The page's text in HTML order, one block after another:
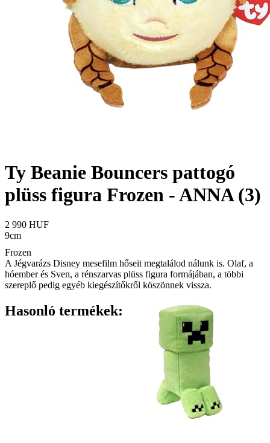
Ty Beanie Bouncers pattogó
plüss figura Frozen - ANNA (3)
2 990 HUF
9cm
Frozen
A Jégvarázs Disney mesefilm hőseit megtalálod nálunk is. Olaf, a
hóember és Sven, a rénszarvas plüss figura formájában, a többi
szereplő pedig egyéb kiegészítőkről köszönnek vissza.
Hasonló termékek: